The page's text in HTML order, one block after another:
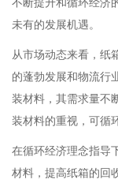
未有的发展机遇。
从市场动态来看，纸
的蓬勃发展和物流行
装材料，其需求量不
装材料的重视，可循
在循环经济理念指导
材料，提高纸箱的回